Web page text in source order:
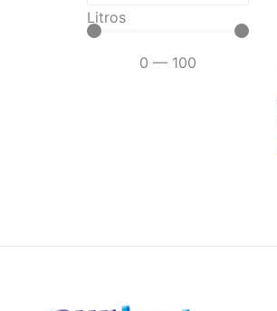
Litros
0— 100